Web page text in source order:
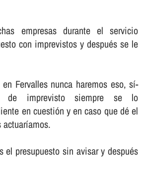
empresas durante el servicio
con imprevistos y después se le
Fervalles nunca haremos eso, sí­
de imprevisto siempre se lo
en cuestión y en caso que dé el
el presupuesto sin avisar y después